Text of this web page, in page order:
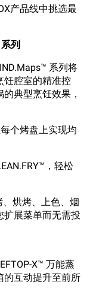
产品线中挑选最
列
系列将
饪腔室的精准控
典型烹饪效果，
个烤盘上实现均
，轻松
烘烤、上色、烟
扩展菜单而无需投
X™ 万能蒸
的互动提升至前所